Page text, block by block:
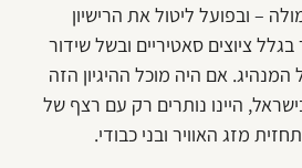
– ובפועל ליטול את הרישיון
בגלל ציוצים סאטיריים ובשל שידור
המנהיג. אם היה מוכל ההיגיון הזה
היינו נותרים רק עם רצף של
מזג האוויר ובני כבודי.